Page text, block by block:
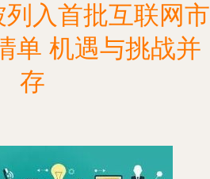
入首批互联网市
单 机遇与挑战并
存